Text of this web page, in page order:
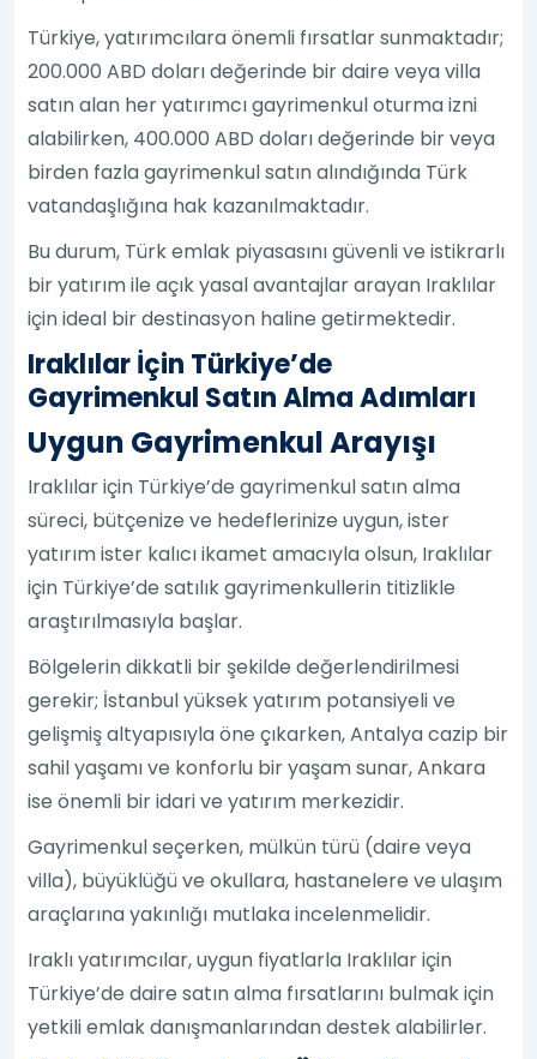
Türkiye, yatırımcılara önemli fırsatlar sunmaktadır;
200.000 ABD doları değerinde bir daire veya villa
satın alan her yatırımcı gayrimenkul oturma izni
alabilirken, 400.000 ABD doları değerinde bir veya
birden fazla gayrimenkul satın alındığında Türk
vatandaşlığına hak kazanılmaktadır.
Bu durum, Türk emlak piyasasını güvenli ve istikrarlı
bir yatırım ile açık yasal avantajlar arayan Iraklılar
için ideal bir destinasyon haline getirmektedir.
Iraklılar İçin Türkiye’de
Gayrimenkul Satın Alma Adımları
Uygun Gayrimenkul Arayışı
Iraklılar için Türkiye’de gayrimenkul satın alma
süreci, bütçenize ve hedeflerinize uygun, ister
yatırım ister kalıcı ikamet amacıyla olsun, Iraklılar
için Türkiye’de satılık gayrimenkullerin titizlikle
araştırılmasıyla başlar.
Bölgelerin dikkatli bir şekilde değerlendirilmesi
gerekir; İstanbul yüksek yatırım potansiyeli ve
gelişmiş altyapısıyla öne çıkarken, Antalya cazip bir
sahil yaşamı ve konforlu bir yaşam sunar, Ankara
ise önemli bir idari ve yatırım merkezidir.
Gayrimenkul seçerken, mülkün türü (daire veya
villa), büyüklüğü ve okullara, hastanelere ve ulaşım
araçlarına yakınlığı mutlaka incelenmelidir.
Iraklı yatırımcılar, uygun fiyatlarla Iraklılar için
Türkiye’de daire satın alma fırsatlarını bulmak için
yetkili emlak danışmanlarından destek alabilirler.